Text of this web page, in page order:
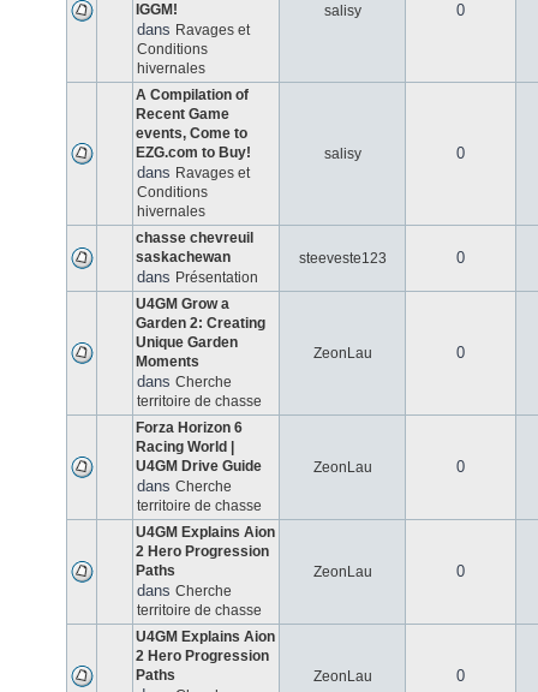
IGGM!
dans Ravages et
Conditions
hivernales
salisy 0
A Compilation of
Recent Game
events, Come to
EZG.com to Buy!
dans Ravages et
Conditions
hivernales
salisy 0
chasse chevreuil
saskachewan
dans Présentation
steeveste123 0
U4GM Grow a
Garden 2: Creating
Unique Garden
Moments
dans Cherche
territoire de chasse
ZeonLau 0
Forza Horizon 6
Racing World |
U4GM Drive Guide
dans Cherche
territoire de chasse
ZeonLau 0
U4GM Explains Aion
2 Hero Progression
Paths
dans Cherche
territoire de chasse
ZeonLau 0
U4GM Explains Aion
2 Hero Progression
Paths
ZeonLau 0